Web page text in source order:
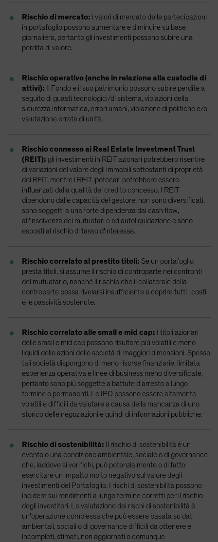
Rischio di mercato: i valori di mercato delle partecipazioni
in portafoglio possono aumentare e diminuire su base
giornaliera, pertanto gli investimenti possono subire una
perdita di valore.
Rischio operativo (anche in relazione alla custodia di
attivi): Il Fondo e il suo patrimonio possono subire perdite a
seguito di guasti tecnologici/di sistema, violazioni della
sicurezza informatica, errori umani, violazione di politiche e/o
valutazione errata di unità.
Rischio connesso ai Real Estate Investment Trust
(REIT): gli investimenti in REIT azionari potrebbero risentire
di variazioni del valore degli immobili sottostanti di proprietà
dei REIT, mentre i REIT ipotecari potrebbero essere
influenzati dalla qualità del credito concesso. I REIT
dipendono dalle capacità del gestore, non sono diversificati,
sono soggetti a una forte dipendenza dai cash flow,
all'insolvenza dei mutuatari e ad autoliquidazione e sono
esposti al rischio di tasso d'interesse.
Rischio correlato al prestito titoli: Se un portafoglio
presta titoli, si assume il rischio di controparte nei confronti
del mutuatario, nonché il rischio che il collaterale della
controparte possa rivelarsi insufficiente a coprire tutti i costi
e le passività sostenute.
Rischio correlato alle small e mid cap:
I titoli azionari
delle small e mid cap possono risultare più volatili e meno
liquidi delle azioni delle società di maggiori dimensioni. Spesso
tali società dispongono di meno risorse finanziarie, limitata
esperienza operativa e linee di business meno diversificate,
pertanto sono più soggette a battute d'arresto a lungo
termine o permanenti. Le IPO possono essere altamente
volatili e difficili da valutare a causa della mancanza di uno
storico delle negoziazioni e quindi di informazioni pubbliche.
Rischio di sostenibilità: Il rischio di sostenibilità è un
evento o una condizione ambientale, sociale o di governance
che, laddove si verifichi, può potenzialmente o di fatto
esercitare un impatto molto negativo sul valore degli
investimenti del Portafoglio. I rischi di sostenibilità possono
incidere sui rendimenti a lungo termine corretti per il rischio
degli investitori. La valutazione dei rischi di sostenibilità è
un'operazione complessa che può essere basata su dati
ambientali, sociali o di governance difficili da ottenere e
incompleti, stimati, non aggiornati o comunque